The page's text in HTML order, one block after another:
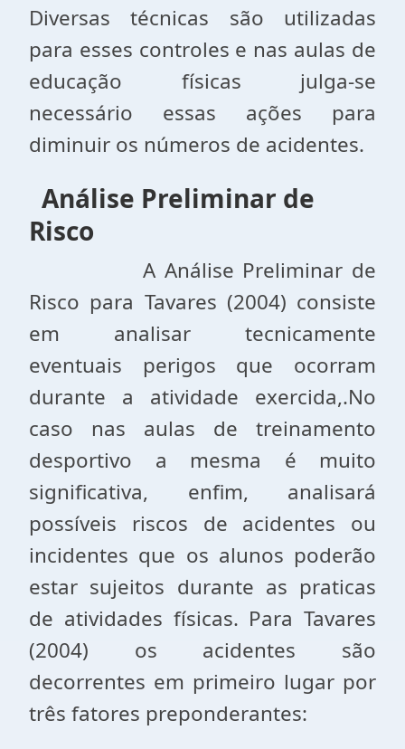
Diversas técnicas são utilizadas
para esses controles e nas aulas de
educação físicas julga-se
necessário essas ações para
diminuir os números de acidentes.
Análise Preliminar de
Risco
A Análise Preliminar de
Risco para Tavares (2004) consiste
em analisar tecnicamente
eventuais perigos que ocorram
durante a atividade exercida,.No
caso nas aulas de treinamento
desportivo a mesma é muito
significativa, enfim, analisará
possíveis riscos de acidentes ou
incidentes que os alunos poderão
estar sujeitos durante as praticas
de atividades físicas. Para Tavares
(2004) os acidentes são
decorrentes em primeiro lugar por
três fatores preponderantes: